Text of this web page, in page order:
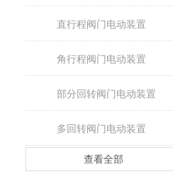
直行程阀门电动装置
角行程阀门电动装置
部分回转阀门电动装置
多回转阀门电动装置
查看全部